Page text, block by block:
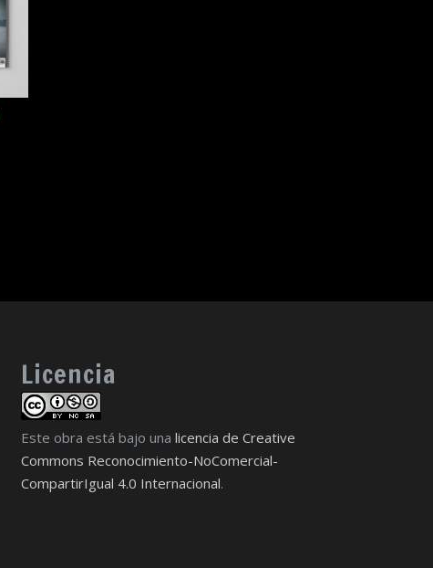
Licencia
Este obra está bajo una licencia de Creative
Commons Reconocimiento-NoComercial-
CompartirIgual 4.0 Internacional.